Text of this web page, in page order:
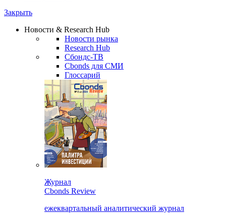
Закрыть
Новости & Research Hub
Новости рынка
Research Hub
Сбондс-ТВ
Cbonds для СМИ
Глоссарий
Журнал
Cbonds Review
ежеквартальный аналитический журнал